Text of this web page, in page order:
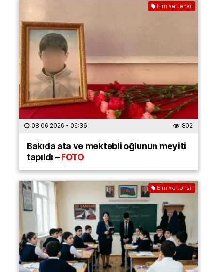
Elm və təhsil
08.06.2026 - 09:36 802
Bakıda ata və məktəbli oğlunun meyiti
tapıldı –FOTO
Elm və təhsil